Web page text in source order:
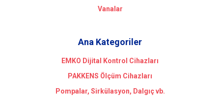
Vanalar
Ana Kategoriler
EMKO Dijital Kontrol Cihazları
PAKKENS Ölçüm Cihazları
Pompalar, Sirkülasyon, Dalgıç vb.